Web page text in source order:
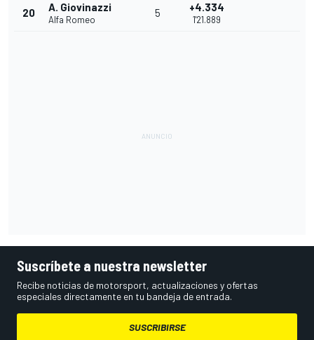
20 A. Giovinazzi
Alfa Romeo
5 +4.334
1'21.889
Suscríbete a nuestra newsletter
Recibe noticias de motorsport, actualizaciones y ofertas
especiales directamente en tu bandeja de entrada.
SUSCRIBIRSE